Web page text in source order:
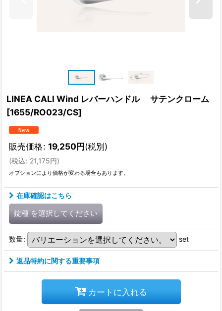
LINEA CALI Wind レバーハンドル サテンクローム
[1655/RO023/CS]
販売価格: 19,250円(税別)
(税込: 21,175円)
オプションにより価格が変わる場合もあります。
在庫確認はこちら
錠種 を選択してください
数量: set
返品特約に関する重要事項
カートに入れる